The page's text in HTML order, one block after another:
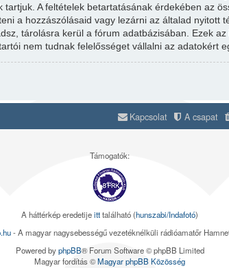
A feltételek betartatásának érdekében az
a hozzászólásaid vagy lezárni az általad nyitott
tárolásra kerül a fórum adatbázisában. Ezek
nem tudnak felelősséget vállalni az adatokért
A csapat
Kapcsolat
Támogatók:
A háttérkép eredetijeitttalálható (hunszabi/Indafotó)
- A magyar nagysebességű vezetéknélküli rádióamatőr
Powered byphpBB® Forum Software © phpBB Limited
Magyar fordítás ©Magyar phpBB Közösség